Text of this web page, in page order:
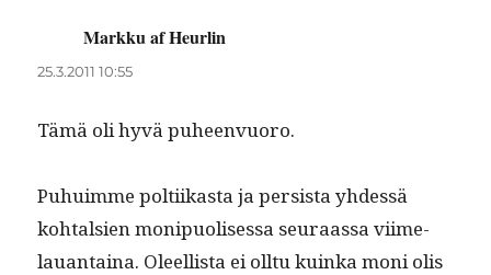
Markku af Heurlin
25.3.2011 10:55
Tämä oli hyvä puheenvuoro.
Puhuimme polti­ikas­ta ja per­sista yhdessä
kohtalsien monipuolises­sa seu­raas­sa viime­
lauan­taina. Oleel­lista ei oll­tu kuin­ka moni olis